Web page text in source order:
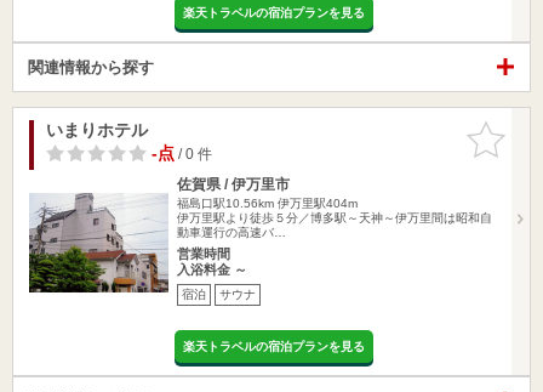
楽天トラベルの宿泊プランを見る
関連情報から探す
お気に入
りに追加
いまりホテル
-点/ 0 件
佐賀県 / 伊万里市
福島口駅10.56km 伊万里駅404m
伊万里駅より徒歩５分／博多駅～天神～伊万里間は昭和自
動車運行の高速バ…
営業時間
入浴料金 ～
宿泊 サウナ
楽天トラベルの宿泊プランを見る